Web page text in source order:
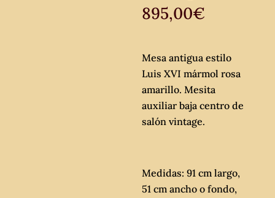
895,00€
Mesa antigua estilo
Luis XVI mármol rosa
amarillo. Mesita
auxiliar baja centro de
salón vintage.
Medidas: 91 cm largo,
51 cm ancho o fondo,